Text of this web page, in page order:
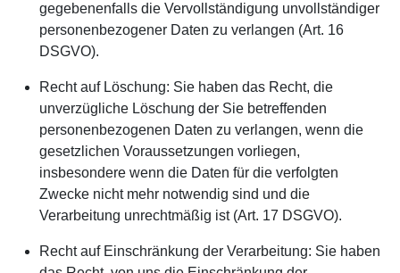
gegebenenfalls die Vervollständigung unvollständiger
personenbezogener Daten zu verlangen (Art. 16
DSGVO).
Recht auf Löschung: Sie haben das Recht, die
unverzügliche Löschung der Sie betreffenden
personenbezogenen Daten zu verlangen, wenn die
gesetzlichen Voraussetzungen vorliegen,
insbesondere wenn die Daten für die verfolgten
Zwecke nicht mehr notwendig sind und die
Verarbeitung unrechtmäßig ist (Art. 17 DSGVO).
Recht auf Einschränkung der Verarbeitung: Sie haben